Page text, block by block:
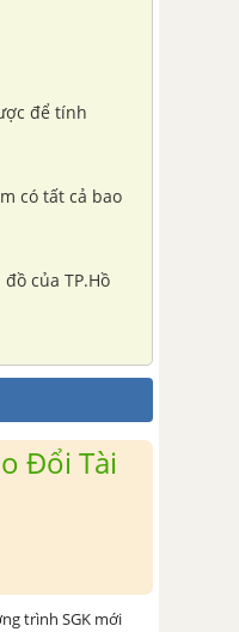
để tính
có tất cả bao
của TP.Hồ
Đổi Tài
trình SGK mới